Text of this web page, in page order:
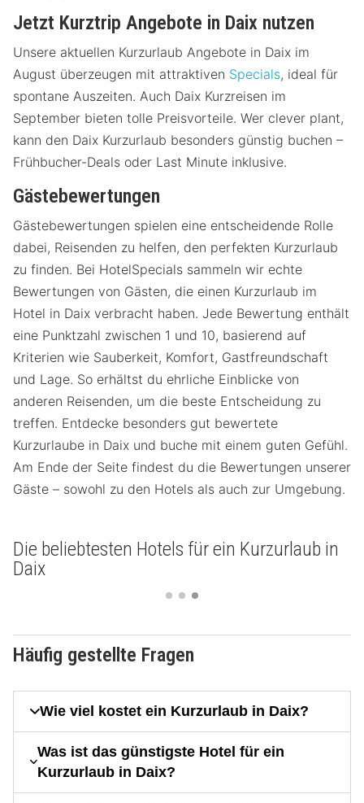
Jetzt Kurztrip Angebote in Daix nutzen
Unsere aktuellen Kurzurlaub Angebote in Daix im
August überzeugen mit attraktiven Specials, ideal für
spontane Auszeiten. Auch Daix Kurzreisen im
September bieten tolle Preisvorteile. Wer clever plant,
kann den Daix Kurzurlaub besonders günstig buchen –
Frühbucher-Deals oder Last Minute inklusive.
Gästebewertungen
Gästebewertungen spielen eine entscheidende Rolle
dabei, Reisenden zu helfen, den perfekten Kurzurlaub
zu finden. Bei HotelSpecials sammeln wir echte
Bewertungen von Gästen, die einen Kurzurlaub im
Hotel in Daix verbracht haben. Jede Bewertung enthält
eine Punktzahl zwischen 1 und 10, basierend auf
Kriterien wie Sauberkeit, Komfort, Gastfreundschaft
und Lage. So erhältst du ehrliche Einblicke von
anderen Reisenden, um die beste Entscheidung zu
treffen. Entdecke besonders gut bewertete
Kurzurlaube in Daix und buche mit einem guten Gefühl.
Am Ende der Seite findest du die Bewertungen unserer
Gäste – sowohl zu den Hotels als auch zur Umgebung.
Die beliebtesten Hotels für ein Kurzurlaub in
Daix
Häufig gestellte Fragen
Wie viel kostet ein Kurzurlaub in Daix?
Was ist das günstigste Hotel für ein
Kurzurlaub in Daix?